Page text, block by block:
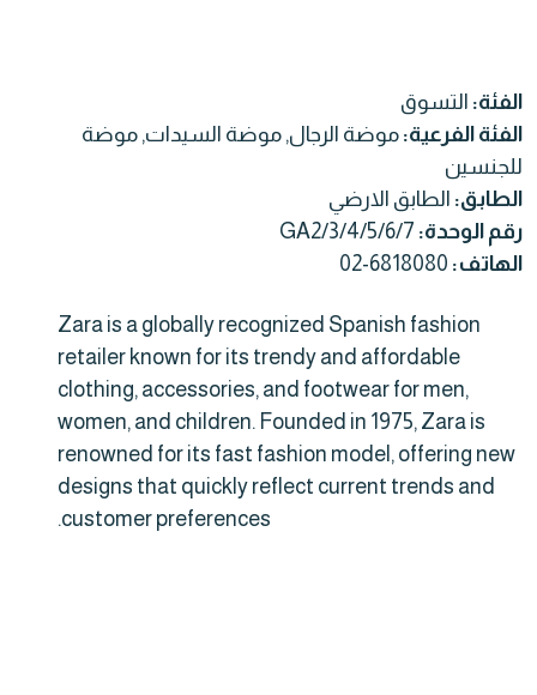
الفئة: التسوق
الفئة الفرعية: موضة الرجال, موضة السيدات, موضة
للجنسين
الطابق: الطابق الارضي
رقم الوحدة: GA2/3/4/5/6/7
الهاتف: 02-6818080
Zara is a globally recognized Spanish fashion
retailer known for its trendy and affordable
clothing, accessories, and footwear for men,
women, and children. Founded in 1975, Zara is
renowned for its fast fashion model, offering new
designs that quickly reflect current trends and
customer preferences.